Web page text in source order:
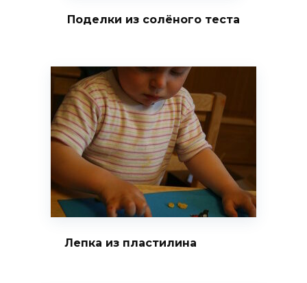
Поделки из солёного теста
Лепка из пластилина